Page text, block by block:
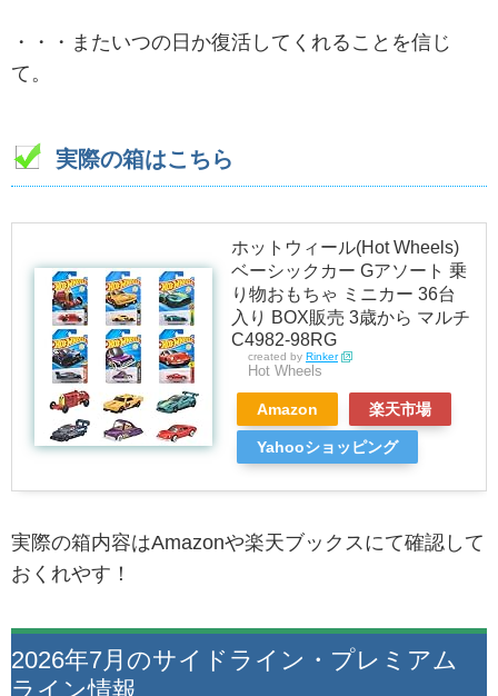
・・・またいつの日か復活してくれることを信じ
て。
実際の箱はこちら
ホットウィール(Hot Wheels)
ベーシックカー Gアソート 乗
り物おもちゃ ミニカー 36台
入り BOX販売 3歳から マルチ
C4982-98RG
created by Rinker
Hot Wheels
Amazon 楽天市場
Yahooショッピング
実際の箱内容はAmazonや楽天ブックスにて確認して
おくれやす！
2026年7月のサイドライン・プレミアム
ライン情報